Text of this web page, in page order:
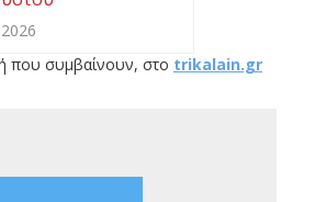
που συμβαίνουν, στο trikalain.gr